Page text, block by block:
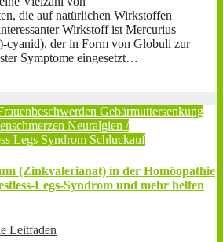
die auf natürlichen Wirkstoffen
Wirkstoff ist Mercurius
cyanid), der in Form von Globuli zur
Symptome eingesetzt…
Gebärmuttersenkung
Neuralgien /
Legs Syndrom Schluckauf
(Zinkvalerianat) in der Homöopathie
Legs-Syndrom und mehr helfen
Leitfaden